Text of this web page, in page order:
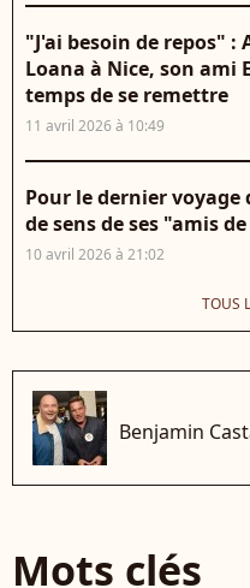
"J'ai besoin de repos" :
Loana à Nice, son ami
temps de se remettre
11 avril 2026 à 10:49
Pour le dernier voyage
de sens de ses "amis
10 avril 2026 à 21:02
TOUS
Benjamin
Mots clés